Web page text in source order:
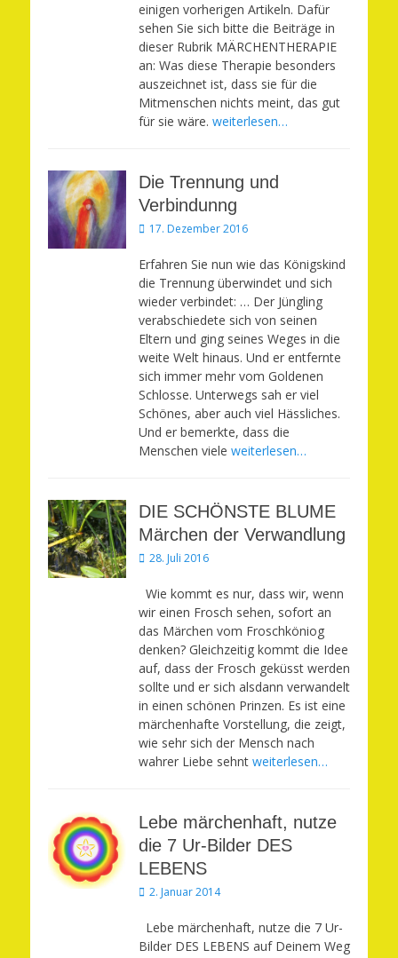
einigen vorherigen Artikeln. Dafür
sehen Sie sich bitte die Beiträge in
dieser Rubrik MÄRCHENTHERAPIE
an: Was diese Therapie besonders
auszeichnet ist, dass sie für die
Mitmenschen nichts meint, das gut
für sie wäre. weiterlesen…
Die Trennung und
Verbindunng
Veröffentlicht
17. Dezember 2016
Erfahren Sie nun wie das Königskind
die Trennung überwindet und sich
wieder verbindet: … Der Jüngling
verabschiedete sich von seinen
Eltern und ging seines Weges in die
weite Welt hinaus. Und er entfernte
sich immer mehr vom Goldenen
Schlosse. Unterwegs sah er viel
Schönes, aber auch viel Hässliches.
Und er bemerkte, dass die
Menschen viele weiterlesen…
DIE SCHÖNSTE BLUME
Märchen der Verwandlung
Veröffentlicht
28. Juli 2016
Wie kommt es nur, dass wir, wenn
wir einen Frosch sehen, sofort an
das Märchen vom Froschköniog
denken? Gleichzeitig kommt die Idee
auf, dass der Frosch geküsst werden
sollte und er sich alsdann verwandelt
in einen schönen Prinzen. Es ist eine
märchenhafte Vorstellung, die zeigt,
wie sehr sich der Mensch nach
wahrer Liebe sehnt weiterlesen…
Lebe märchenhaft, nutze
die 7 Ur-Bilder DES
LEBENS
Veröffentlicht
2. Januar 2014
Lebe märchenhaft, nutze die 7 Ur-
Bilder DES LEBENS auf Deinem Weg